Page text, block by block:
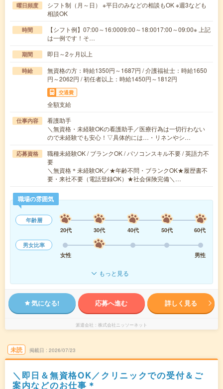
曜日頻度
シフト制（月～日） ※平日のみなどの相談もOK ※週3なども
相談OK
時間
【シフト例】07:00～16:0009:00～18:0017:00～09:00※ 上記
は一例です！そ…
期間 即日～2ヶ月以上
時給
無資格の方：時給1350円～1687円 / 介護福祉士：時給1650
円～2062円 / 初任者以上：時給1450円～1812円
交通費
全額支給
仕事内容
看護助手
＼無資格・未経験OKの看護助手／医療行為は一切行わない
ので未経験でも安心！▽具体的には…・リネンやシ…
応募資格
職種未経験OK / ブランクOK / パソコンスキル不要 / 英語力不
要
＼無資格＊未経験OK／★年齢不問・ブランクOK★履歴書不
要・来社不要（電話登録OK）★社会保険完備＼…
職場の雰囲気
年齢層
20代
30代 40代 50代
60代
男女比率
女性
男性
もっと見る
気になる! 応募へ進む 詳しく見る
派遣会社 株式会社ニッソーネット
未読 掲載日 2026/07/23
＼即日＆無資格OK／クリニックでの受付＆ご
案内などのお仕事＊